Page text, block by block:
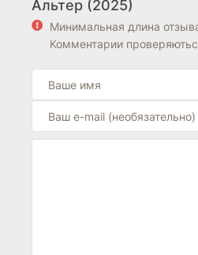
Альтер (2025)
Минимальная длина
Комментарии